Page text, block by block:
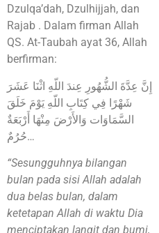
Dzulqa’dah, Dzulhijjah, dan
Rajab . Dalam firman Allah
QS. At-Taubah ayat 36, Allah
berfirman:
إِنَّ عِدَّةَ الشُّهُورِ عِندَ اللّهِ اثْنَا عَشَرَ
شَهْرًا فِي كِتَابِ اللّهِ يَوْمَ خَلَقَ
السَّمَاوَات وَالأَرْضَ مِنْهَا أَرْبَعَةٌ
حُرُمٌ…
“Sesungguhnya bilangan
bulan pada sisi Allah adalah
dua belas bulan, dalam
ketetapan Allah di waktu Dia
menciptakan langit dan bumi,